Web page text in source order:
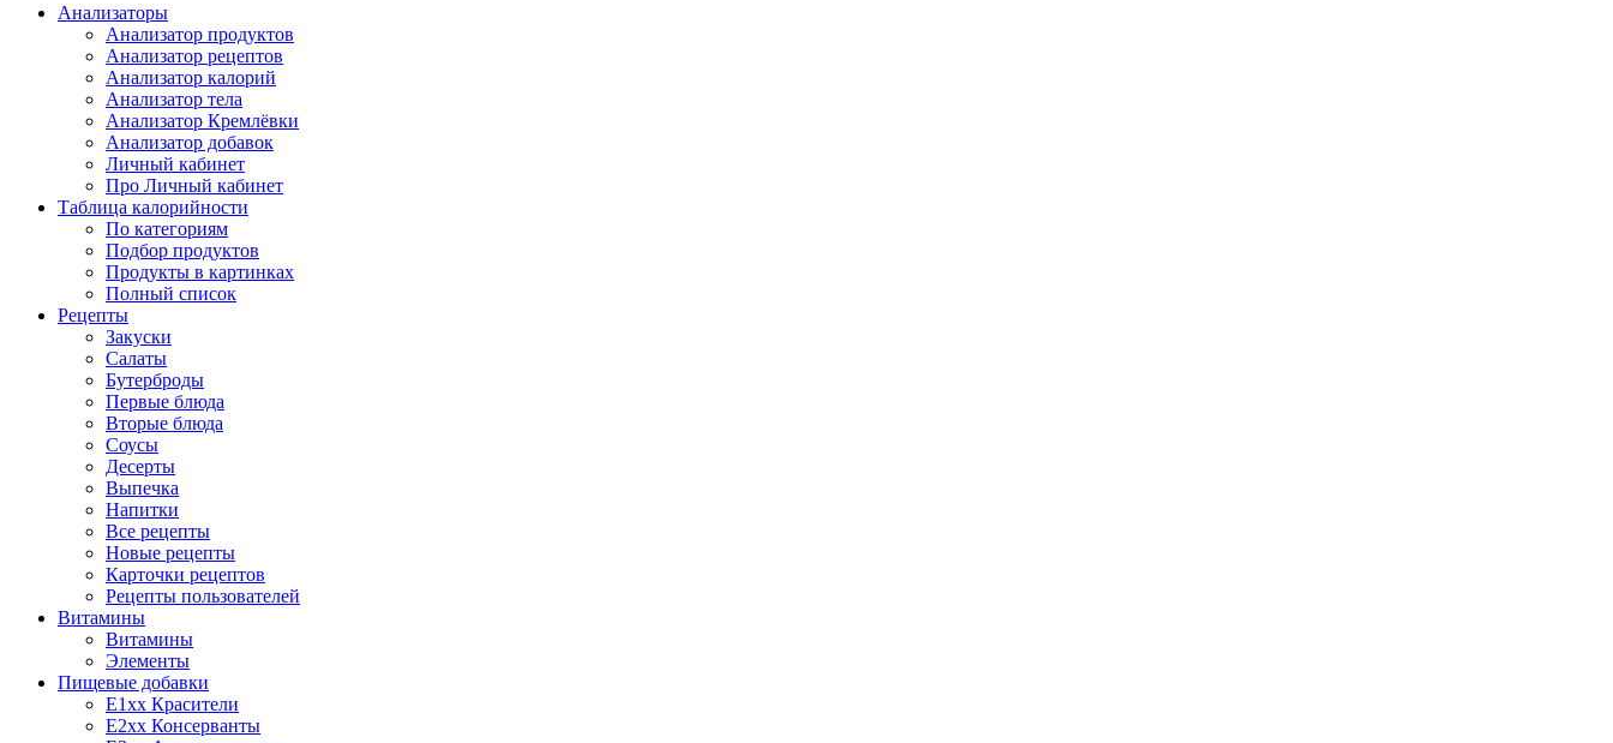
Анализаторы
Анализатор продуктов
Анализатор рецептов
Анализатор калорий
Анализатор тела
Анализатор Кремлёвки
Анализатор добавок
Личный кабинет
Про Личный кабинет
Таблица калорийности
По категориям
Подбор продуктов
Продукты в картинках
Полный список
Рецепты
Закуски
Салаты
Бутерброды
Первые блюда
Вторые блюда
Соусы
Десерты
Выпечка
Напитки
Все рецепты
Новые рецепты
Карточки рецептов
Рецепты пользователей
Витамины
Витамины
Элементы
Пищевые добавки
E1xx Красители
E2xx Консерванты